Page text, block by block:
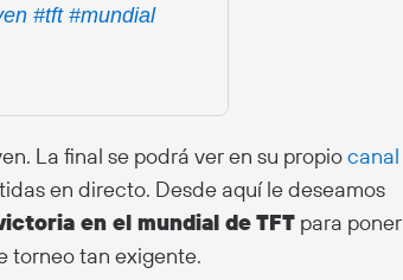
#tft #mundial
La final se podrá ver en su propiocanal
en directo. Desde aquí le deseamos
en el mundial de TFT para poner
torneo tan exigente.